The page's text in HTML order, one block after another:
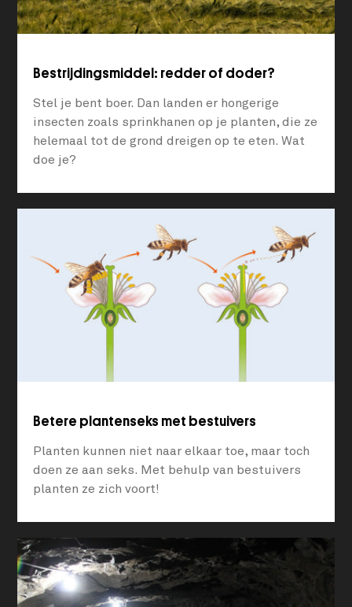
Bestrijdingsmiddel: redder of doder?
Stel je bent boer. Dan landen er hongerige
insecten zoals sprinkhanen op je planten, die ze
helemaal tot de grond dreigen op te eten. Wat
doe je?
Betere plantenseks met bestuivers
Planten kunnen niet naar elkaar toe, maar toch
doen ze aan seks. Met behulp van bestuivers
planten ze zich voort!